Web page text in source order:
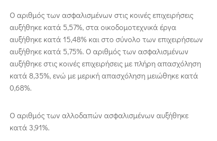
Ο αριθμός των ασφαλισμένων στις κοινές επιχειρήσεις
αυξήθηκε κατά 5,57%, στα οικοδομοτεχνικά έργα
αυξήθηκε κατά 15,48% και στο σύνολο των επιχειρήσεων
αυξήθηκε κατά 5,75%. Ο αριθμός των ασφαλισμένων
αυξήθηκε στις κοινές επιχειρήσεις με πλήρη απασχόληση
κατά 8,35%, ενώ με μερική απασχόληση μειώθηκε κατά
0,68%.
Ο αριθμός των αλλοδαπών ασφαλισμένων αυξήθηκε
κατά 3,91%.